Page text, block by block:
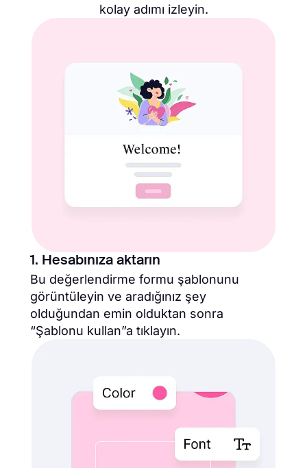
kolay adımı izleyin.
1. Hesabınıza aktarın
Bu değerlendirme formu şablonunu
görüntüleyin ve aradığınız şey
olduğundan emin olduktan sonra
“Şablonu kullan”a tıklayın.